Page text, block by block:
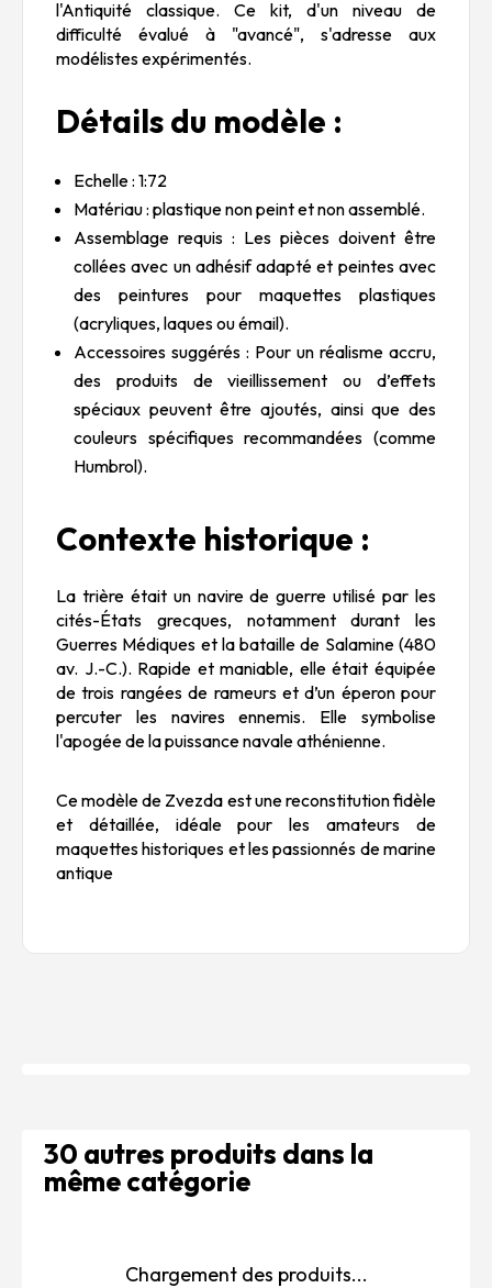
l'Antiquité classique. Ce kit, d'un niveau de
difficulté évalué à "avancé", s'adresse aux
modélistes expérimentés.
Détails du modèle :
Echelle : 1:72
Matériau : plastique non peint et non assemblé.
Assemblage requis : Les pièces doivent être
collées avec un adhésif adapté et peintes avec
des peintures pour maquettes plastiques
(acryliques, laques ou émail).
Accessoires suggérés : Pour un réalisme accru,
des produits de vieillissement ou d’effets
spéciaux peuvent être ajoutés, ainsi que des
couleurs spécifiques recommandées (comme
Humbrol).
Contexte historique :
La trière était un navire de guerre utilisé par les
cités-États grecques, notamment durant les
Guerres Médiques et la bataille de Salamine (480
av. J.-C.). Rapide et maniable, elle était équipée
de trois rangées de rameurs et d’un éperon pour
percuter les navires ennemis. Elle symbolise
l'apogée de la puissance navale athénienne.
Ce modèle de Zvezda est une reconstitution fidèle
et détaillée, idéale pour les amateurs de
maquettes historiques et les passionnés de marine
antique​
30 autres produits dans la
même catégorie
Chargement des produits...